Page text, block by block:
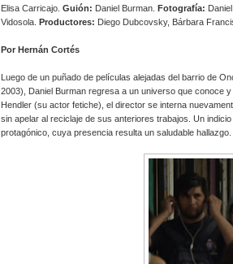
Elisa Carricajo. Guión: Daniel Burman. Fotografía:
Vidosola. Productores: Diego Dubcovsky, Bárbara
Por Hernán Cortés
Luego de un puñado de películas alejadas del barrio de
2003), Daniel Burman regresa a un universo que conoce
Hendler (su actor fetiche), el director se interna
sin apelar al reciclaje de sus anteriores trabajos. Un
protagónico, cuya presencia resulta un saludable hallazgo.